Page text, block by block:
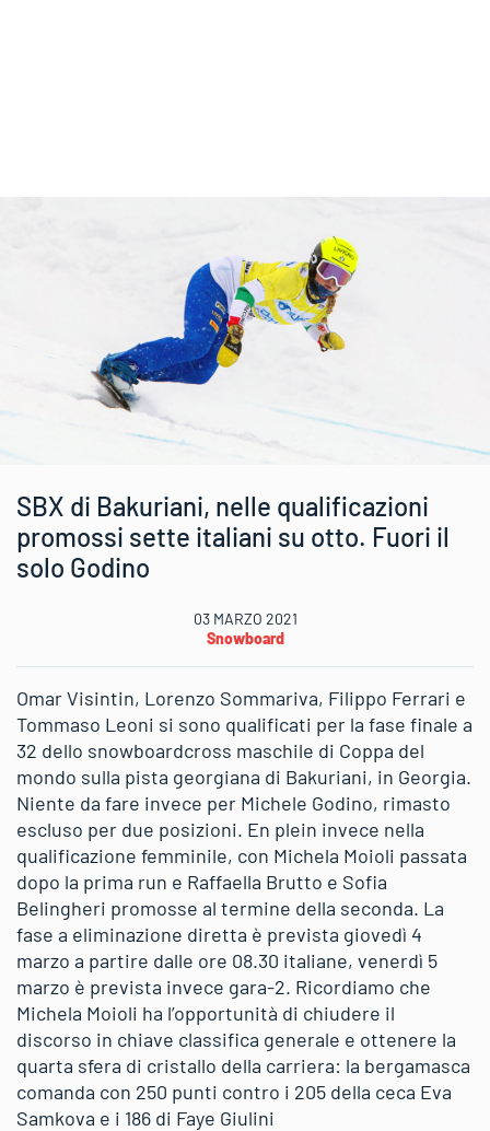
SBX di Bakuriani, nelle qualificazioni
promossi sette italiani su otto. Fuori il
solo Godino
03 MARZO 2021
Snowboard
Omar Visintin, Lorenzo Sommariva, Filippo Ferrari e
Tommaso Leoni si sono qualificati per la fase finale a
32 dello snowboardcross maschile di Coppa del
mondo sulla pista georgiana di Bakuriani, in Georgia.
Niente da fare invece per Michele Godino, rimasto
escluso per due posizioni. En plein invece nella
qualificazione femminile, con Michela Moioli passata
dopo la prima run e Raffaella Brutto e Sofia
Belingheri promosse al termine della seconda. La
fase a eliminazione diretta è prevista giovedì 4
marzo a partire dalle ore 08.30 italiane, venerdì 5
marzo è prevista invece gara-2. Ricordiamo che
Michela Moioli ha l’opportunità di chiudere il
discorso in chiave classifica generale e ottenere la
quarta sfera di cristallo della carriera: la bergamasca
comanda con 250 punti contro i 205 della ceca Eva
Samkova e i 186 di Faye Giulini